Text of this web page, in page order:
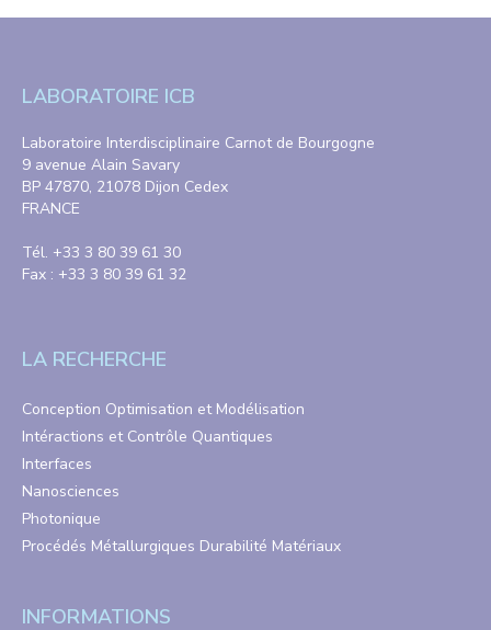
LABORATOIRE ICB
Laboratoire Interdisciplinaire Carnot de Bourgogne
9 avenue Alain Savary
BP 47870, 21078 Dijon Cedex
FRANCE
Tél. +33 3 80 39 61 30
Fax : +33 3 80 39 61 32
LA RECHERCHE
Conception Optimisation et Modélisation
Intéractions et Contrôle Quantiques
Interfaces
Nanosciences
Photonique
Procédés Métallurgiques Durabilité Matériaux
INFORMATIONS